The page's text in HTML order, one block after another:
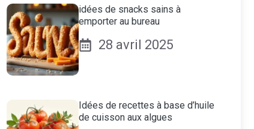
idées de snacks sains à
emporter au bureau
28 avril 2025
Idées de recettes à base d’huile
de cuisson aux algues